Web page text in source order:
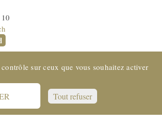
Support
sur ceux que vous souhaitez activer
Tout refuser